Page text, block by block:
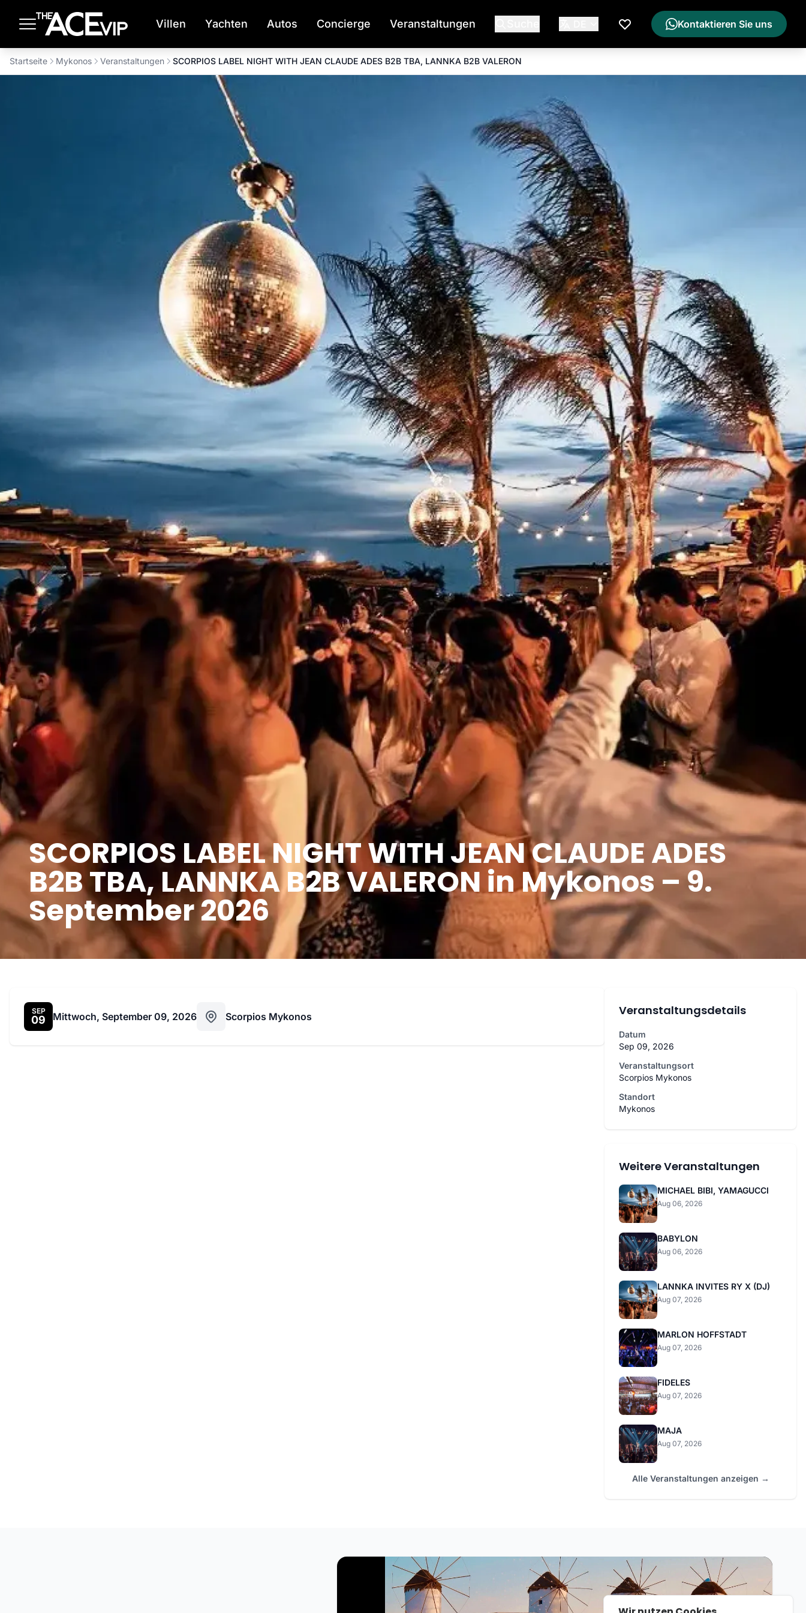
Villen Yachten Autos Concierge Veranstaltungen
Meine Wunschliste
Kontaktieren Sie uns
Startseite Mykonos Veranstaltungen SCORPIOS LABEL NIGHT WITH JEAN CLAUDE ADES B2B TBA, LANNKA B2B VALERON
SCORPIOS LABEL NIGHT WITH JEAN CLAUDE ADES
B2B TBA, LANNKA B2B VALERON in Mykonos – 9.
September 2026
SEP
09 Mittwoch, September 09, 2026 Scorpios Mykonos Veranstaltungsdetails
Datum
Sep 09, 2026
Veranstaltungsort
Scorpios Mykonos
Standort
Mykonos
Weitere Veranstaltungen
MICHAEL BIBI, YAMAGUCCI
Aug 06, 2026
BABYLON
Aug 06, 2026
LANNKA INVITES RY X (DJ)
Aug 07, 2026
MARLON HOFFSTADT
Aug 07, 2026
FIDELES
Aug 07, 2026
MAJA
Aug 07, 2026
Alle Veranstaltungen anzeigen →